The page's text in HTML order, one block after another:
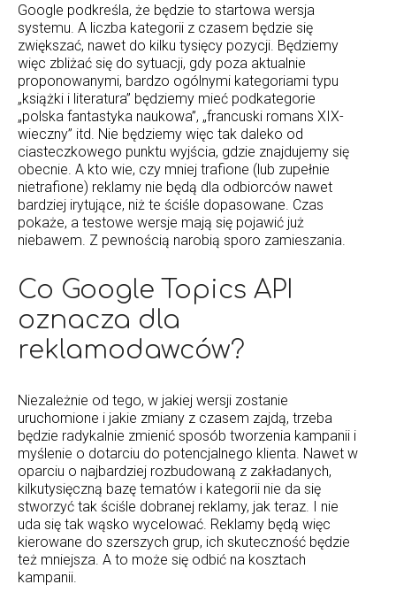
Google podkreśla, że będzie to startowa wersja
systemu. A liczba kategorii z czasem będzie się
zwiększać, nawet do kilku tysięcy pozycji. Będziemy
więc zbliżać się do sytuacji, gdy poza aktualnie
proponowanymi, bardzo ogólnymi kategoriami typu
„książki i literatura” będziemy mieć podkategorie
„polska fantastyka naukowa”, „francuski romans XIX-
wieczny” itd. Nie będziemy więc tak daleko od
ciasteczkowego punktu wyjścia, gdzie znajdujemy się
obecnie. A kto wie, czy mniej trafione (lub zupełnie
nietrafione) reklamy nie będą dla odbiorców nawet
bardziej irytujące, niż te ściśle dopasowane. Czas
pokaże, a testowe wersje mają się pojawić już
niebawem. Z pewnością narobią sporo zamieszania.
Co Google Topics API
oznacza dla
reklamodawców?
Niezależnie od tego, w jakiej wersji zostanie
uruchomione i jakie zmiany z czasem zajdą, trzeba
będzie radykalnie zmienić sposób tworzenia kampanii i
myślenie o dotarciu do potencjalnego klienta. Nawet w
oparciu o najbardziej rozbudowaną z zakładanych,
kilkutysięczną bazę tematów i kategorii nie da się
stworzyć tak ściśle dobranej reklamy, jak teraz. I nie
uda się tak wąsko wycelować. Reklamy będą więc
kierowane do szerszych grup, ich skuteczność będzie
też mniejsza. A to może się odbić na kosztach
kampanii.